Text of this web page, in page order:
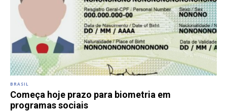
BRASIL
Começa hoje prazo para biometria em
programas sociais